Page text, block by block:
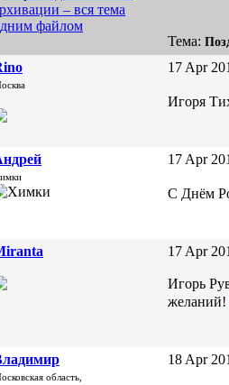
Тема:
17 Apr
Игоря
17 Apr
С Днём
17 Apr
Игорь
желаний!
область,
18 Apr